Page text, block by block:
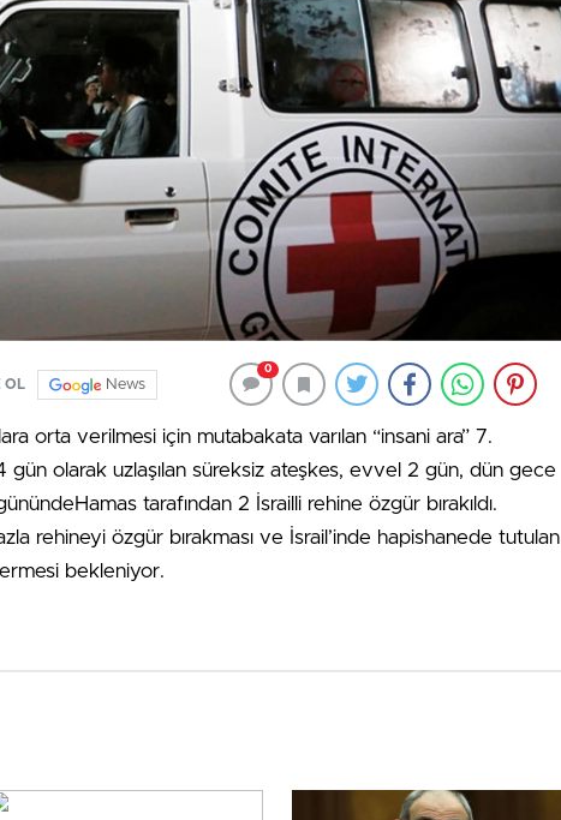
OL News
0
orta verilmesi için mutabakata varılan “insani ara” 7.
olarak uzlaşılan süreksiz ateşkes, evvel 2 gün, dün gece
tarafından 2 İsrailli rehine özgür bırakıldı.
rehineyi özgür bırakması ve İsrail’inde hapishanede tutulan
bekleniyor.